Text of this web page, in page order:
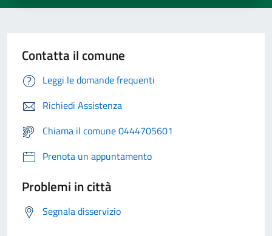
Contatta il comune
Leggi le domande frequenti
Richiedi Assistenza
Chiama il comune 0444705601
Prenota un appuntamento
Problemi in città
Segnala disservizio